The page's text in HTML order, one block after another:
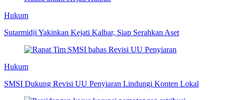
Hukum
Sutarmidji Yakinkan Kejati Kalbar, Siap Serahkan Aset
Hukum
SMSI Dukung Revisi UU Penyiaran Lindungi Konten Lokal